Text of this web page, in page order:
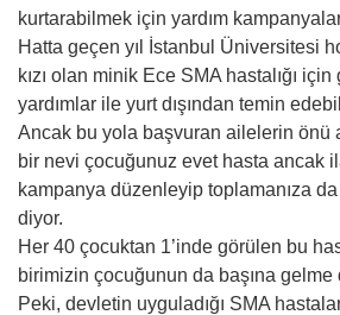
kurtarabilmek için yardım
Hatta geçen yıl İstanbul Üniversitesi
kızı olan minik Ece SMA hastalığı
yardımlar ile yurt dışından temin
Ancak bu yola başvuran ailelerin önü
bir nevi çocuğunuz evet hasta ancak
kampanya düzenleyip toplamanıza
diyor.
Her 40 çocuktan 1’inde görülen bu
birimizin çocuğunun da başına
Peki, devletin uyguladığı SMA